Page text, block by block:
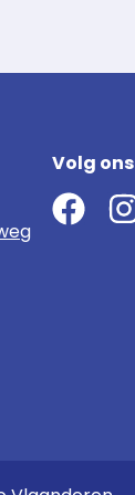
Volg ons